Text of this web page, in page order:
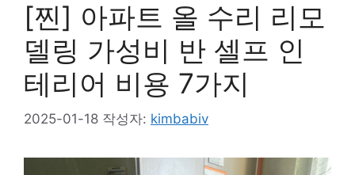
[찐] 아파트 올 수리 리모
델링 가성비 반 셀프 인
테리어 비용 7가지
2025-01-18 작성자: kimbabiv